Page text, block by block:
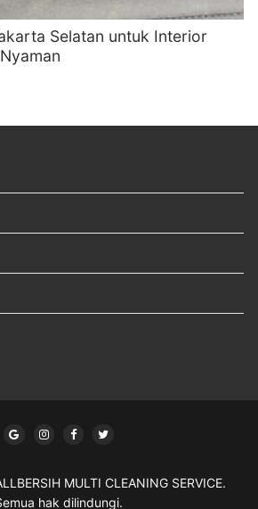
Selatan untuk Interior
MULTI CLEANING SERVICE.
hak dilindungi.